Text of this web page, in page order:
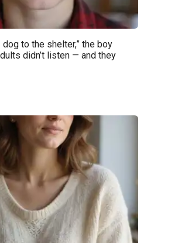
dog to the shelter,” the boy
didn’t listen — and they